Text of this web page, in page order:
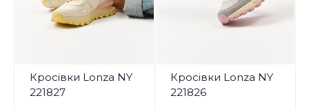
Кросівки Lonza NY
221827
Кросівки Lonza NY
221826